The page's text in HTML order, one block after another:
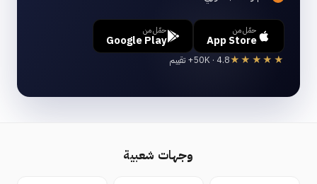
حمّل من
App Store
حمّل من
Google Play
★★★★★4.8 · 50K+ تقييم
وجهات شعبية